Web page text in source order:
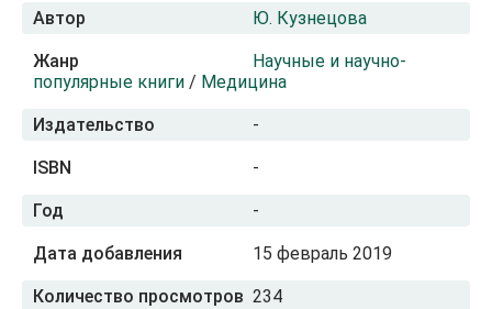
Автор Ю. Кузнецова
Жанр
Научные и научно-
популярные книги / Медицина
Издательство -
ISBN -
Год -
Дата добавления 15 февраль 2019
Количество просмотров 234